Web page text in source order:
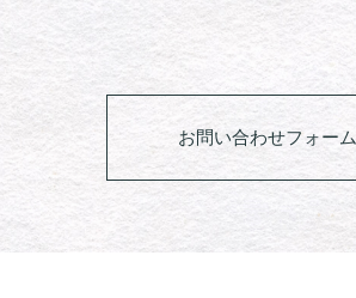
お問い合わせフォーム